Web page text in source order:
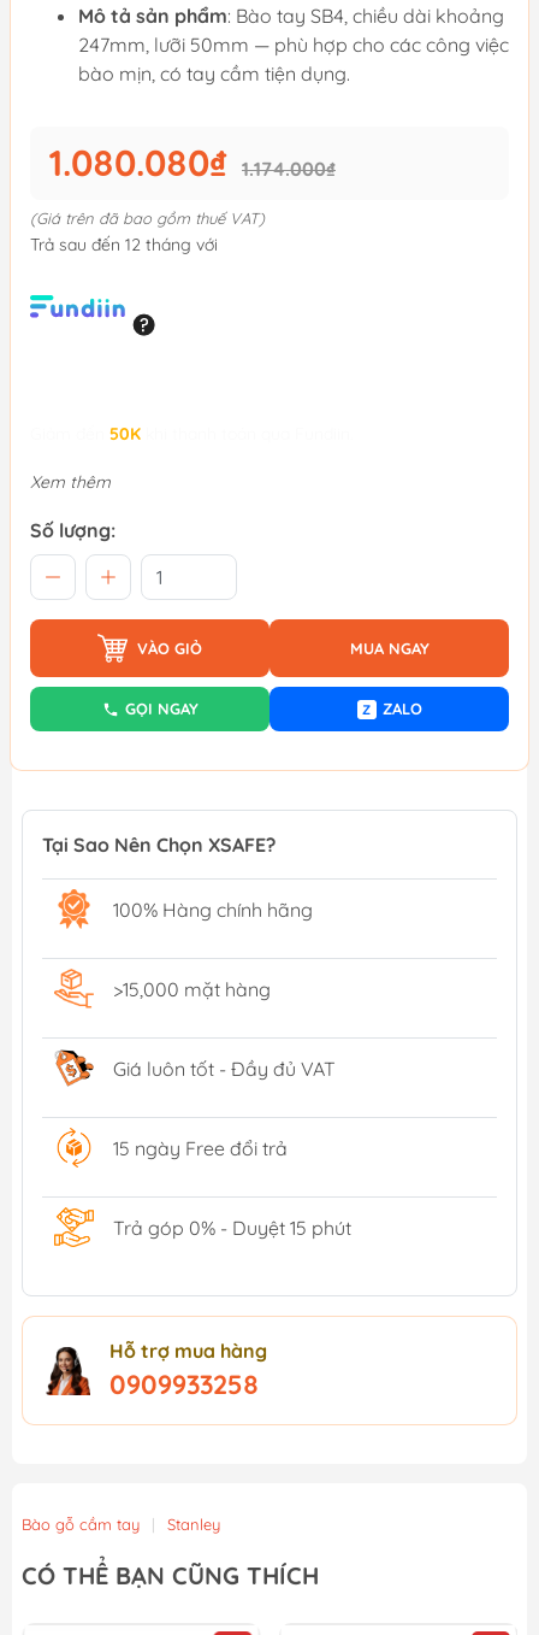
Mô tả sản phẩm: Bào tay SB4, chiều dài khoảng
247mm, lưỡi 50mm — phù hợp cho các công việc
bào mịn, có tay cầm tiện dụng.
1.080.080₫ 1.174.000₫
(Giá trên đã bao gồm thuế VAT)
Trả sau đến 12 tháng với
50K
Xem thêm
Số lượng:
VÀO GIỎ MUA NGAY
GỌI NGAY Z ZALO
Tại Sao Nên Chọn XSAFE?
100% Hàng chính hãng
>15,000 mặt hàng
Giá luôn tốt - Đầy đủ VAT
15 ngày Free đổi trả
Trả góp 0% - Duyệt 15 phút
Hỗ trợ mua hàng
0909933258
Bào gỗ cầm tay | Stanley
CÓ THỂ BẠN CŨNG THÍCH